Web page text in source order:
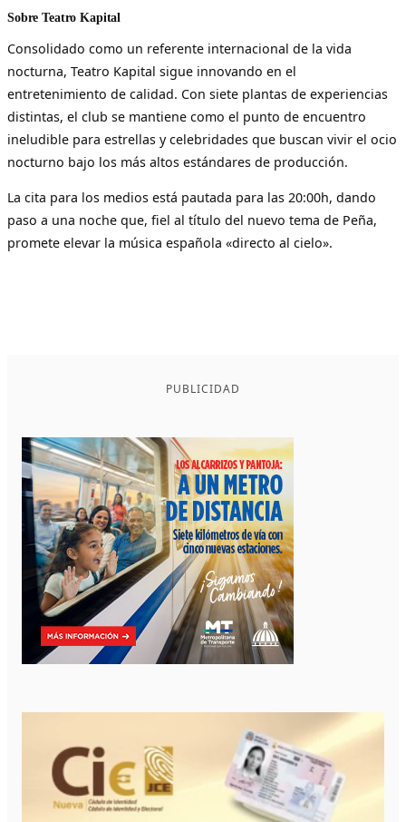
Sobre Teatro Kapital
Consolidado como un referente internacional de la vida
nocturna, Teatro Kapital sigue innovando en el
entretenimiento de calidad. Con siete plantas de experiencias
distintas, el club se mantiene como el punto de encuentro
ineludible para estrellas y celebridades que buscan vivir el ocio
nocturno bajo los más altos estándares de producción.
La cita para los medios está pautada para las 20:00h, dando
paso a una noche que, fiel al título del nuevo tema de Peña,
promete elevar la música española «directo al cielo».
PUBLICIDAD